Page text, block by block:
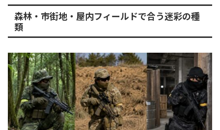
森林・市街地・屋内フィールドで合う迷彩の種
類